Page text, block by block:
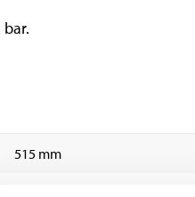
515 mm